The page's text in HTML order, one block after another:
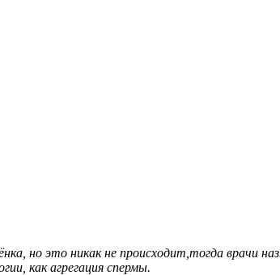
но это никак не происходит,тогда врачи
как агрегация спермы.